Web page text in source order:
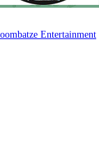
Entertainment